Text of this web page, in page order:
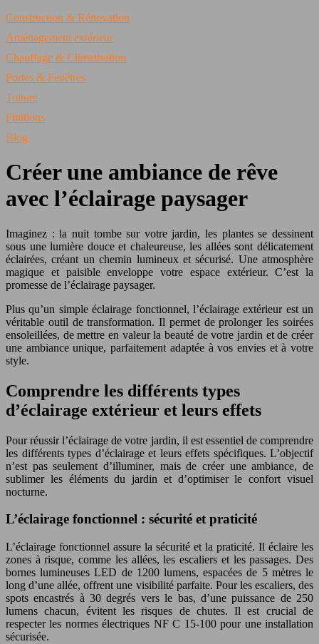
Construction & Rénovation
Aménagement extérieur
Chauffage & Climatisation
Portes & Fenêtres
Toiture
Finitions
Blog
Créer une ambiance de rêve
avec l’éclairage paysager
Imaginez : la nuit tombe sur votre jardin, les plantes se dessinent
sous une lumière douce et chaleureuse, les allées sont délicatement
éclairées, créant un chemin lumineux et sécurisé. Une atmosphère
magique et paisible enveloppe votre espace extérieur. C’est la
promesse de l’éclairage paysager.
Plus qu’un simple éclairage fonctionnel, l’éclairage extérieur est un
véritable outil de transformation. Il permet de prolonger les soirées
ensoleillées, de mettre en valeur la beauté de votre jardin et de créer
une ambiance unique, parfaitement adaptée à vos envies et à votre
style.
Comprendre les différents types
d’éclairage extérieur et leurs effets
Pour réussir l’éclairage de votre jardin, il est essentiel de comprendre
les différents types d’éclairage et leurs effets spécifiques. L’objectif
n’est pas seulement d’illuminer, mais de créer une ambiance, de
sublimer les éléments du jardin et d’optimiser le confort visuel
nocturne.
L’éclairage fonctionnel : sécurité et praticité
L’éclairage fonctionnel assure la sécurité et la praticité. Il éclaire les
zones à risque, comme les allées, les escaliers et les passages. Des
bornes lumineuses LED de 1200 lumens, espacées de 5 mètres le
long d’une allée, offrent une visibilité parfaite. Pour les escaliers, des
spots encastrés à 30 degrés vers le bas, d’une puissance de 250
lumens chacun, évitent les risques de chutes. Il est crucial de
respecter les normes électriques NF C 15-100 pour une installation
sécurisée.